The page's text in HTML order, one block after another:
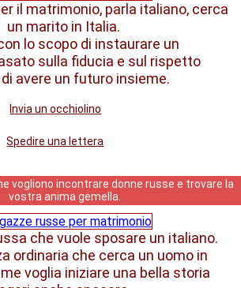
il matrimonio, parla italiano, cerca
un marito in Italia.
lo scopo di instaurare un
sulla fiducia e sul rispetto
avere un futuro insieme.
Invia un occhiolino
Spedire una lettera
vogliono incontrare donne russe e trovare la
vostra anima gemella.
che vuole sposare un italiano.
ordinaria che cerca un uomo in
voglia iniziare una bella storia